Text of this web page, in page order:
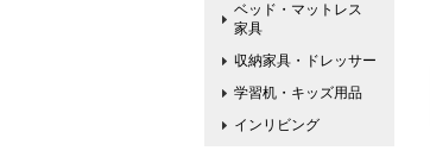
ベッド・マットレス
家具
収納家具・ドレッサー
学習机・キッズ用品
インリビング